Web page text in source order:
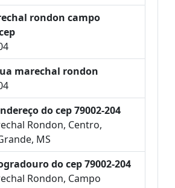
rondon campo
marechal rondon
do cep 79002-204
Rondon, Centro,
MS
do cep 79002-204
Rondon, Campo